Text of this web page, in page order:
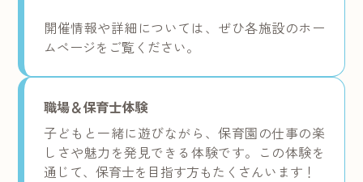
開催情報や詳細については、ぜひ各施設のホー
ムページをご覧ください。
職場＆保育士体験
子どもと一緒に遊びながら、保育園の仕事の楽
しさや魅力を発見できる体験です。この体験を
通じて、保育士を目指す方もたくさんいます！